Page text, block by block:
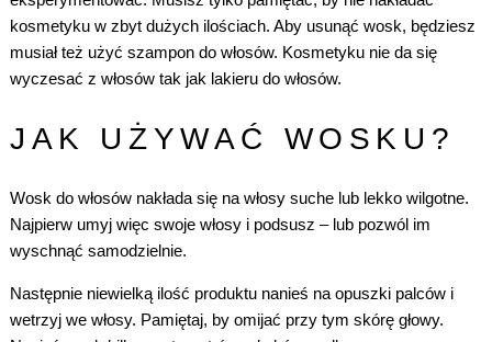
kosmetyku w zbyt dużych ilościach. Aby usunąć wosk, będziesz
musiał też użyć szampon do włosów. Kosmetyku nie da się
wyczesać z włosów tak jak lakieru do włosów.
JAK UŻYWAĆ WOSKU?
Wosk do włosów nakłada się na włosy suche lub lekko wilgotne.
Najpierw umyj więc swoje włosy i podsusz – lub pozwól im
wyschnąć samodzielnie.
Następnie niewielką ilość produktu nanieś na opuszki palców i
wetrzyj we włosy. Pamiętaj, by omijać przy tym skórę głowy.